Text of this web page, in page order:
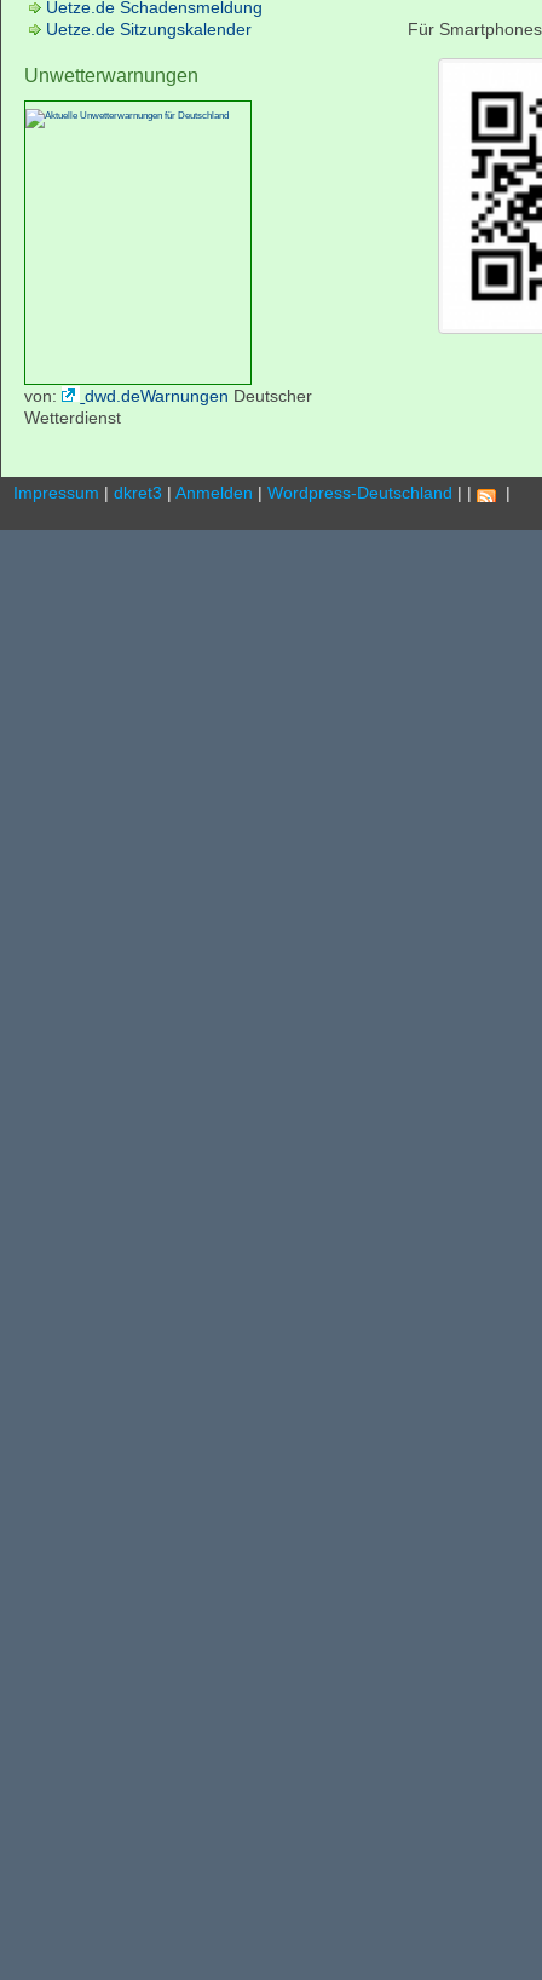
Uetze.de Schadensmeldung
Uetze.de Sitzungskalender
Unwetterwarnungen
von: dwd.deWarnungen Deutscher
Wetterdienst
Für
Impressum | dkret3 | Anmelden | Wordpress-Deutschland | | . |